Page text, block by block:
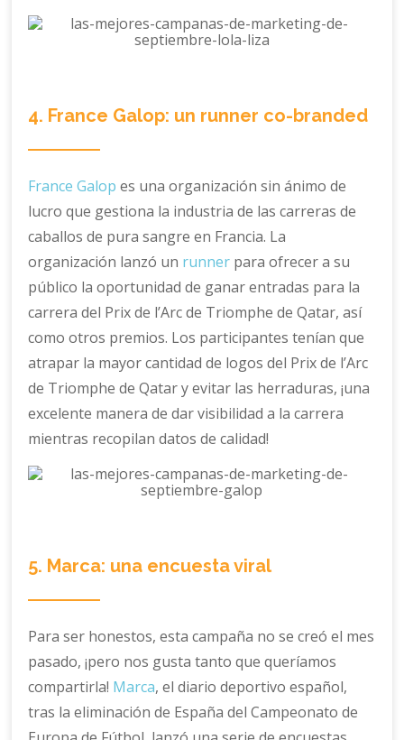
4. France Galop: un runner co-branded
France Galop es una organización sin ánimo de
lucro que gestiona la industria de las carreras de
caballos de pura sangre en Francia. La
organización lanzó un runner para ofrecer a su
público la oportunidad de ganar entradas para la
carrera del Prix de l’Arc de Triomphe de Qatar, así
como otros premios. Los participantes tenían que
atrapar la mayor cantidad de logos del Prix de l’Arc
de Triomphe de Qatar y evitar las herraduras, ¡una
excelente manera de dar visibilidad a la carrera
mientras recopilan datos de calidad!
5. Marca: una encuesta viral
Para ser honestos, esta campaña no se creó el mes
pasado, ¡pero nos gusta tanto que queríamos
compartirla! Marca, el diario deportivo español,
tras la eliminación de España del Campeonato de